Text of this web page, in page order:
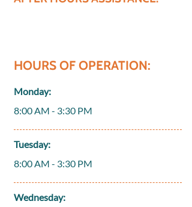
HOURS OF OPERATION:
Monday:
8:00 AM - 3:30 PM
Tuesday:
8:00 AM - 3:30 PM
Wednesday: